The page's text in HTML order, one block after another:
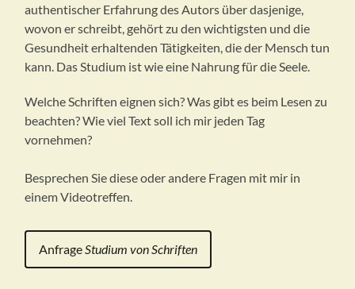
authentischer Erfahrung des Autors über dasjenige,
wovon er schreibt, gehört zu den wichtigsten und die
Gesundheit erhaltenden Tätigkeiten, die der Mensch tun
kann. Das Studium ist wie eine Nahrung für die Seele.
Welche Schriften eignen sich? Was gibt es beim Lesen zu
beachten? Wie viel Text soll ich mir jeden Tag
vornehmen?
Besprechen Sie diese oder andere Fragen mit mir in
einem Videotreffen.
Anfrage Studium von Schriften